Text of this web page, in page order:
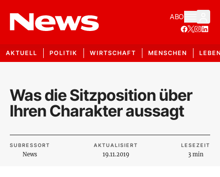
ABO
AKTUELL POLITIK WIRTSCHAFT MENSCHEN
Was die Sitzposition über
Ihren Charakter aussagt
SUBRESSORT
News
AKTUALISIERT
19.11.2019
LESEZEIT
3 min